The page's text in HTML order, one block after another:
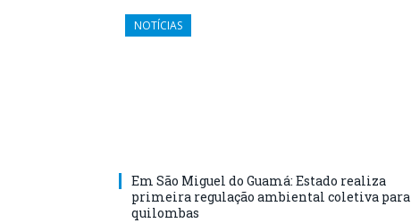
NOTÍCIAS
Em São Miguel do Guamá: Estado realiza
primeira regulação ambiental coletiva para
quilombas